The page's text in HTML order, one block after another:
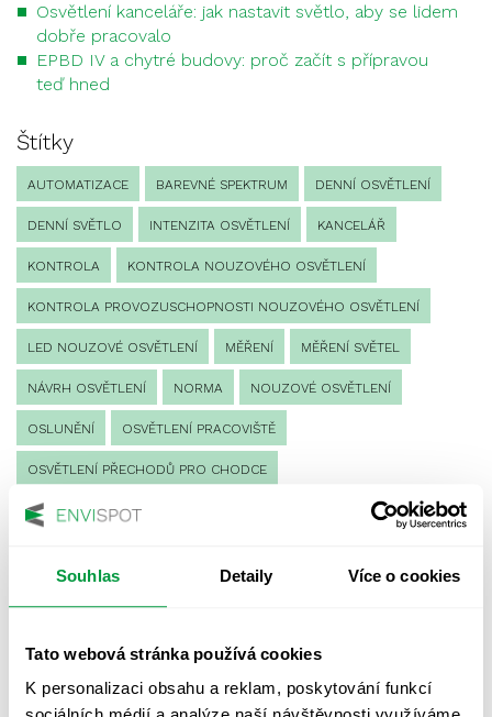
Souhlas Detaily Více o cookies
Tato webová stránka používá cookies
K personalizaci obsahu a reklam, poskytování funkcí
Osvětlení kanceláře: jak nastavit světlo, aby se lidem
dobře pracovalo
EPBD IV a chytré budovy: proč začít s přípravou
teď hned
Štítky
AUTOMATIZACE BAREVNÉ SPEKTRUM DENNÍ OSVĚTLENÍ
DENNÍ SVĚTLO INTENZITA OSVĚTLENÍ KANCELÁŘ
KONTROLA KONTROLA NOUZOVÉHO OSVĚTLENÍ
KONTROLA PROVOZUSCHOPNOSTI NOUZOVÉHO OSVĚTLENÍ
LED NOUZOVÉ OSVĚTLENÍ MĚŘENÍ MĚŘENÍ SVĚTEL
NÁVRH OSVĚTLENÍ NORMA NOUZOVÉ OSVĚTLENÍ
OSLUNĚNÍ OSVĚTLENÍ PRACOVIŠTĚ
OSVĚTLENÍ PŘECHODŮ PRO CHODCE
OSVĚTLENÍ SPORTOVIŠŤ
VÝPOČET OSVĚTLENÍ VÝPOČET ZASTÍNĚNÍ